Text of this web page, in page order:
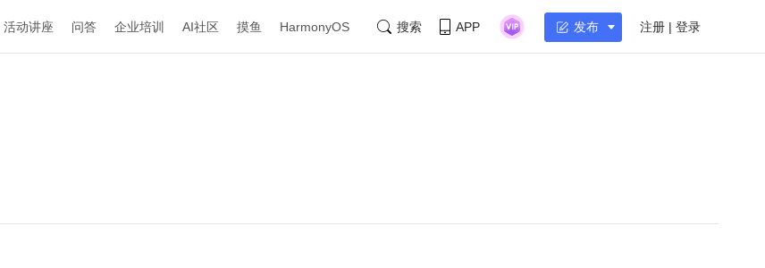
活动讲座 问答 企业培训 AI社区 摸鱼 HarmonyOS 搜索 APP 发布 注册 | 登录